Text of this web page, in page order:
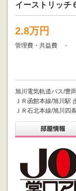
イーストリッチ
2.8万円
管理費・共益費 -
旭川電気軌道バス/豊
ＪＲ函館本線/旭川駅
ＪＲ石北本線/旭川四